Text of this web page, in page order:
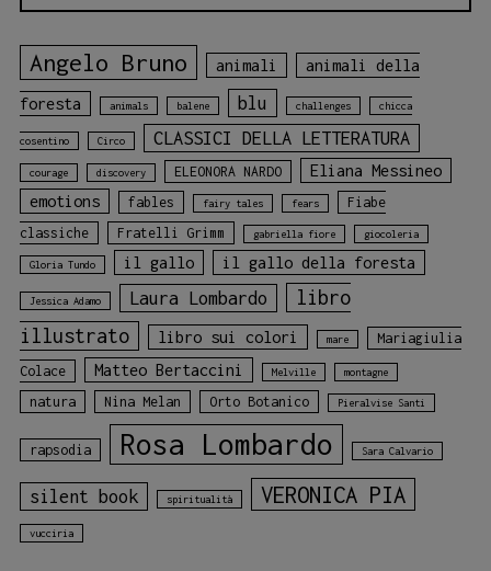
Angelo Bruno animali animali della
foresta animals balene blu challenges chicca
cosentino Circo CLASSICI DELLA LETTERATURA
courage discovery ELEONORA NARDO
Eliana Messineo
emotions
fables fairy tales fears
Fiabe
classiche
Fratelli Grimm gabriella fiore giocoleria
Gloria Tundo il gallo il gallo della foresta
Jessica Adamo Laura Lombardo
libro
illustrato
libro sui colori mare
Mariagiulia
Colace
Matteo Bertaccini Melville montagne
natura Nina Melan Orto Botanico Pieralvise Santi
rapsodia Rosa Lombardo Sara Calvario
silent book spiritualità VERONICA PIA
vucciria